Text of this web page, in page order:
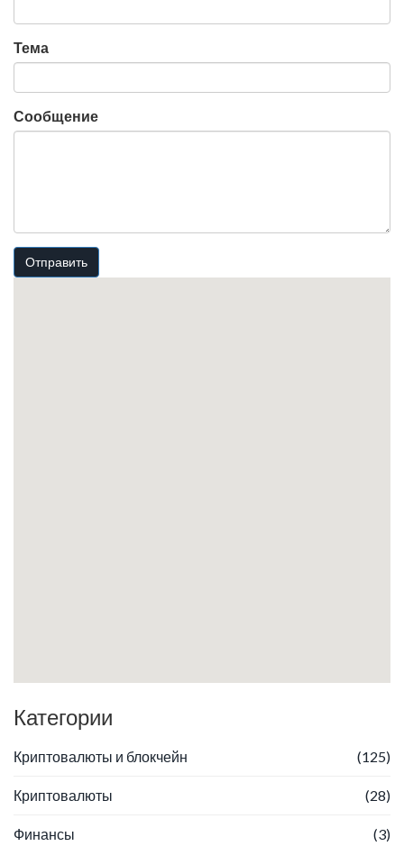
Тема
Сообщение
Отправить
Категории
Криптовалюты и блокчейн (125)
Криптовалюты (28)
Финансы (3)